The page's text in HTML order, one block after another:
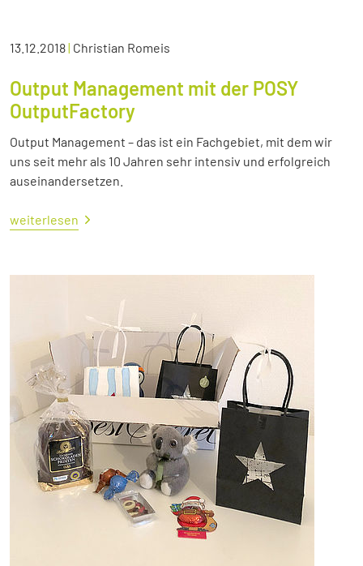
13.12.2018| Christian Romeis
Output Management mit der POSY
OutputFactory
Output Management – das ist ein Fachgebiet, mit dem wir
uns seit mehr als 10 Jahren sehr intensiv und erfolgreich
auseinandersetzen.
weiterlesen